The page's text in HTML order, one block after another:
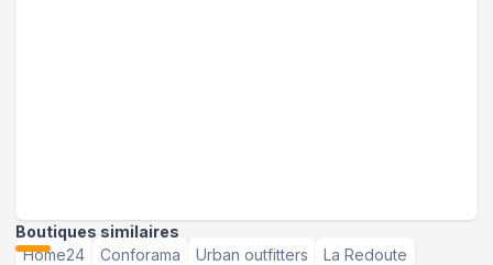
Boutiques similaires
Home24
Conforama Urban outfitters La Redoute